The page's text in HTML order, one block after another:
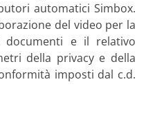
automatici Simbox.
del video per la
e il relativo
della privacy e della
imposti dal c.d.